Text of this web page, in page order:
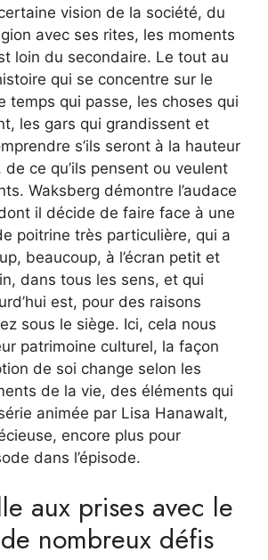
vision de la société, du
avec ses rites, les moments
loin du secondaire. Le tout au
qui se concentre sur le
temps qui passe, les choses qui
les gars qui grandissent et
s’ils seront à la hauteur
ce qu’ils pensent ou veulent
Waksberg démontre l’audace
il décide de faire face à une
poitrine très particulière, qui a
beaucoup, à l’écran petit et
dans tous les sens, et qui
est, pour des raisons
sous le siège. Ici, cela nous
patrimoine culturel, la façon
de soi change selon les
de la vie, des éléments qui
animée par Lisa Hanawalt,
encore plus pour
dans l’épisode.
aux prises avec le
nombreux défis